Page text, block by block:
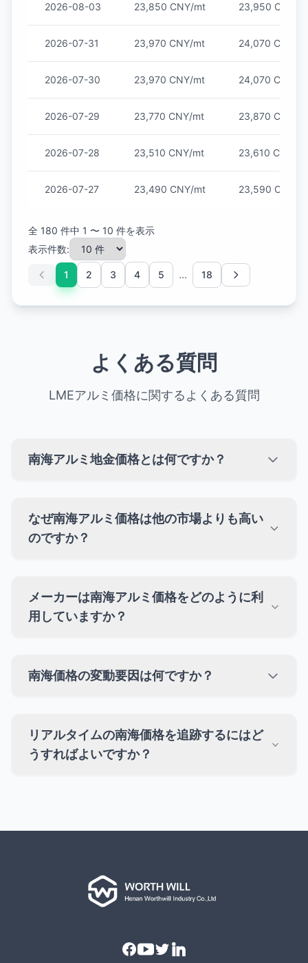
2026-08-03 23,850 CNY/mt 23,950 CNY/
2026-07-31 23,970 CNY/mt 24,070 CNY/
2026-07-30 23,970 CNY/mt 24,070 CNY/
2026-07-29 23,770 CNY/mt 23,870 CNY/
2026-07-28 23,510 CNY/mt 23,610 CNY/mt
2026-07-27 23,490 CNY/mt 23,590 CNY/
全 180 件中 1 〜 10 件を表示
表示件数:
1 2 3 4 5 ... 18
よくある質問
LMEアルミ価格に関するよくある質問
南海アルミ地金価格とは何ですか？
なぜ南海アルミ価格は他の市場よりも高い
のですか？
メーカーは南海アルミ価格をどのように利
用していますか？
南海価格の変動要因は何ですか？
リアルタイムの南海価格を追跡するにはど
うすればよいですか？
Facebook
Youtube
TwitterLinkedin